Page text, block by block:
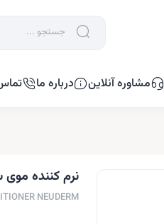
مشاوره آنلاین درباره ما
نرم کننده موی
NEUDERM